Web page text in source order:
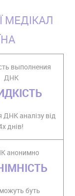
МЕДІКАЛ
ДНК аналізу від
днів!
буть